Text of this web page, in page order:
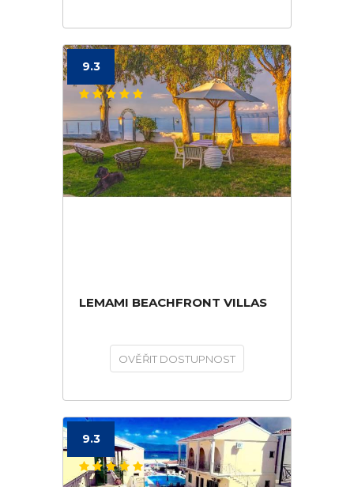
9.3
LEMAMI BEACHFRONT VILLAS
OVĚŘIT DOSTUPNOST
9.3